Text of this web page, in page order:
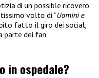
di un possible ricovero
volto di “Uomini e
fatto il giro dei social,
parte dei fan
in ospedale?